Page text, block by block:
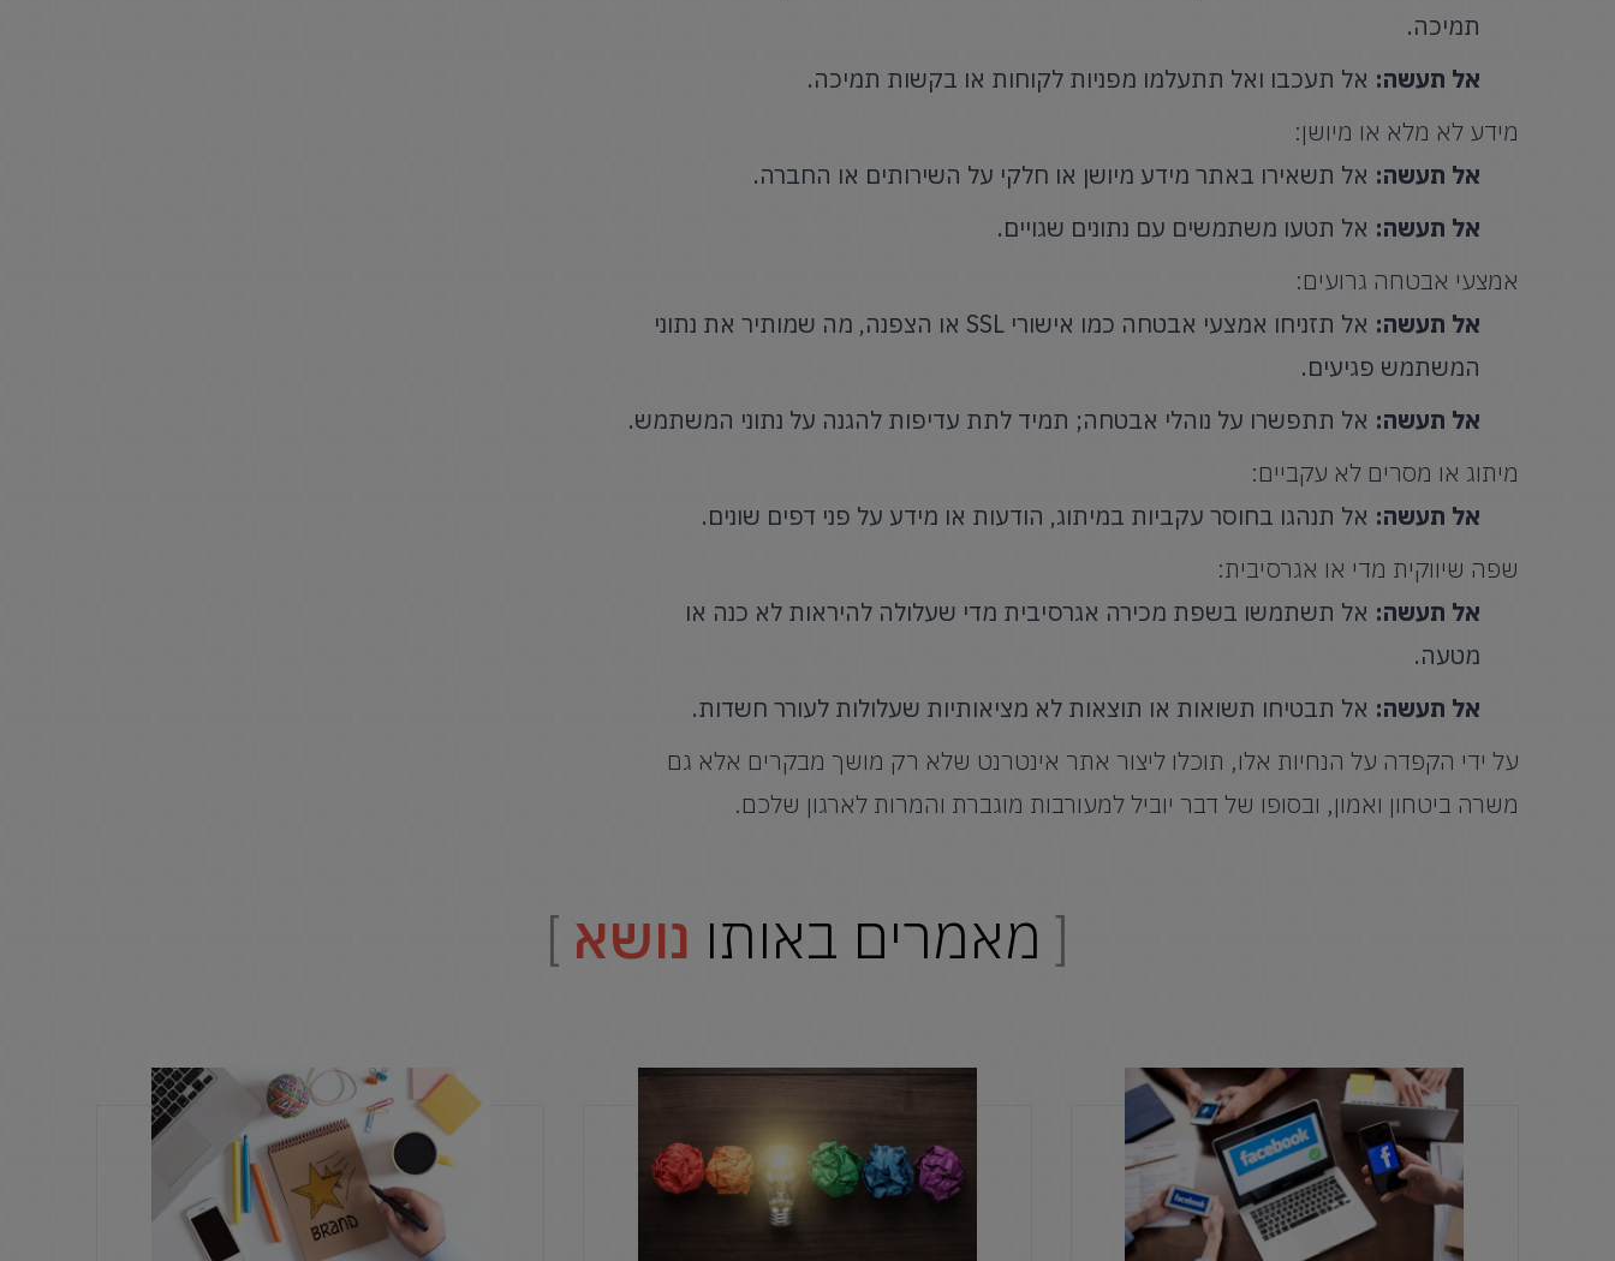
תמיכה.
אל תעשה: אל תעכבו ואל תתעלמו מפניות לקוחות או בקשות תמיכה.
מידע לא מלא או מיושן:
אל תעשה: אל תשאירו באתר מידע מיושן או חלקי על השירותים או החברה.
אל תעשה: אל תטעו משתמשים עם נתונים שגויים.
אמצעי אבטחה גרועים:
אל תעשה:
אל תזניחו אמצעי אבטחה כמו אישורי SSL או הצפנה, מה שמותיר את נתוני
המשתמש פגיעים.
אל תעשה: אל תתפשרו על נוהלי אבטחה; תמיד לתת עדיפות להגנה על נתוני המשתמש.
מיתוג או מסרים לא עקביים:
אל תעשה: אל תנהגו בחוסר עקביות במיתוג, הודעות או מידע על פני דפים שונים.
שפה שיווקית מדי או אגרסיבית:
אל תעשה: אל תשתמשו בשפת מכירה אגרסיבית מדי שעלולה להיראות לא כנה או
מטעה.
אל תעשה: אל תבטיחו תשואות או תוצאות לא מציאותיות שעלולות לעורר חשדות.
על ידי הקפדה על הנחיות אלו, תוכלו ליצור אתר אינטרנט שלא רק מושך מבקרים אלא גם
משרה ביטחון ואמון, ובסופו של דבר יוביל למעורבות מוגברת והמרות לארגון שלכם.
מאמרים באותו נושא